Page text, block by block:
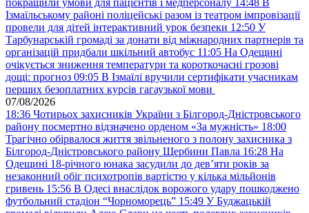
покращили умови для пацієнтів і медперсоналу 14:48 В
Ізмаїльському районі поліцейські разом із театром імпровізації
провели для дітей інтерактивний урок безпеки 12:50 У
Тарбунарській громаді за донати від міжнародних партнерів та
організацій придбали шкільний автобус 11:05 На Одещині
очікується зниження температури та короткочасні грозові
дощі: прогноз 09:05 В Ізмаїлі вручили сертифікати учасникам
перших безоплатних курсів гагаузької мови
07/08/2026
18:36 Чотирьох захисників України з Білгород-Дністровського
району посмертно відзначено орденом «За мужність» 18:00
Трагічно обірвалося життя звільненого з полону захисника з
Білгород-Дністровського району Щербини Павла 16:28 На
Одещині 18-річного юнака засудили до дев’яти років за
незаконний обіг психотропів вартістю у кілька мільйонів
гривень 15:56 В Одесі внаслідок ворожого удару пошкоджено
футбольний стадіон “Чорноморець” 15:49 У Буджацькій